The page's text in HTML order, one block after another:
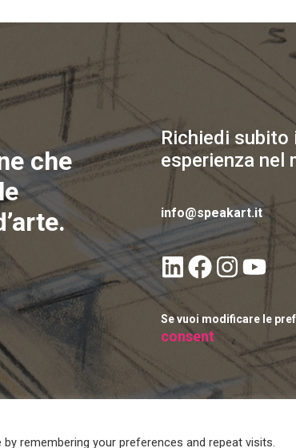
che
Richiedi subito
esperienza nel
info@speakart.it
Se vuoi modificare le
consent
remembering your preferences and repeat visits.